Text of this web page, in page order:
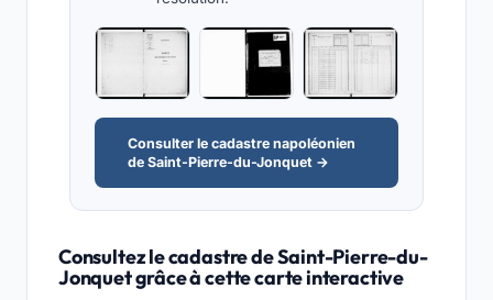
Consulter le cadastre napoléonien
de Saint-Pierre-du-Jonquet →
Consultez le cadastre de Saint-Pierre-du-
Jonquet grâce à cette carte interactive